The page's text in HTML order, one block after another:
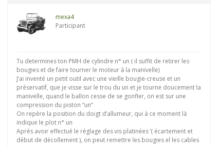
mexa4
Participant
Tu determines ton PMH de cylindre n° un ( il suffit de retirer les
bougies et de faire tourner le moteur à la manivelle)
J’ai inventé un petit outil avec une vieille bougie-creuse et un
préservatif, que je visse sur le trou du un et je tourne doucement la
manivelle, quand le ballon cesse de se gonfler, on est sur une
compression du piston “un”
On repère la position du doigt d’allumeur, qui à ce moment là
indique le plot n° un
Après avoir effectué le réglage des vis platinées ‘( écartement et
début de décollement ), on peut remettre les bougies el les cables